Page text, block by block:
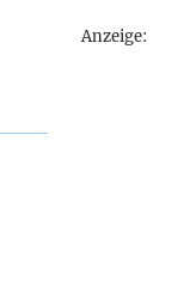
Anzeige: